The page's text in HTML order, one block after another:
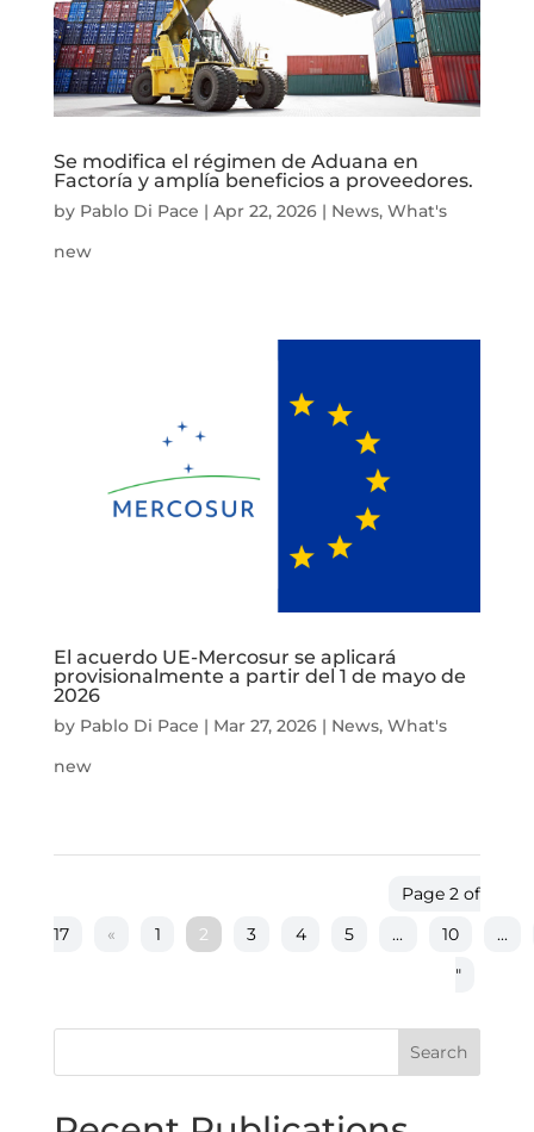
Se modifica el régimen de Aduana en
Factoría y amplía beneficios a proveedores.
by Pablo Di Pace | Apr 22, 2026| News, What's
new
El acuerdo UE-Mercosur se aplicará
provisionalmente a partir del 1 de mayo de
2026
by Pablo Di Pace | Mar 27, 2026| News, What's
new
Page 2 of
17
« 1 2 3 4 5 ... 10
...
"
Search